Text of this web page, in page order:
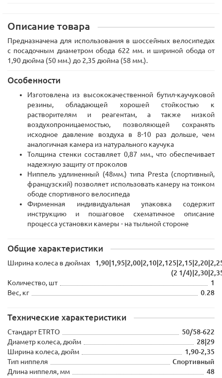
Описание товара
Предназначена для использования в шоссейных велосипедах
с посадочным диаметром обода 622 мм. и шириной обода от
1,90 дюйма (50 мм.) до 2,35 дюйма (58 мм.).
Особенности
Изготовлена из высококачественной бутил-каучуковой
резины, обладающей хорошей стойкостью к
растворителям и реагентам, а также низкой
воздухопроницаемостью, позволяющей сохранять
исходное давление воздуха в 8-10 раз дольше, чем
аналогичная камера из натурального каучука
Толщина стенки составляет 0,87 мм., что обеспечивает
надежную защиту от проколов
Ниппель удлиненный (48мм.) типа Presta (спортивный,
французский) позволяет использовать камеру на тонком
ободе спортивного велосипеда
Фирменная индивидуальная упаковка содержит
инструкцию и пошаговое схематичное описание
процесса установки камеры - на тыльной стороне
Общие характеристики
Ширина колеса в дюймах
(2 1/
Количество, шт
1
Вес, кг
0.28
Технические характеристики
Стандарт ETRTO
50/58-622
Диаметр колеса, дюйм
28|29
Ширина колеса, дюйм
1,90-2,35
Тип ниппеля
Спортивный
Длина ниппеля, мм
48